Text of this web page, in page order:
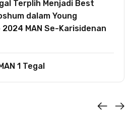
Terplih Menjadi Best
dalam Young
MAN Se-Karisidenan
1 Tegal